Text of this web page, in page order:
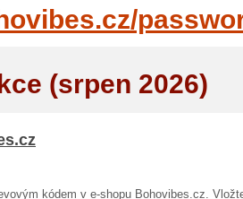
(srpen 2026)
kódem v e-shopu Bohovibes.cz.